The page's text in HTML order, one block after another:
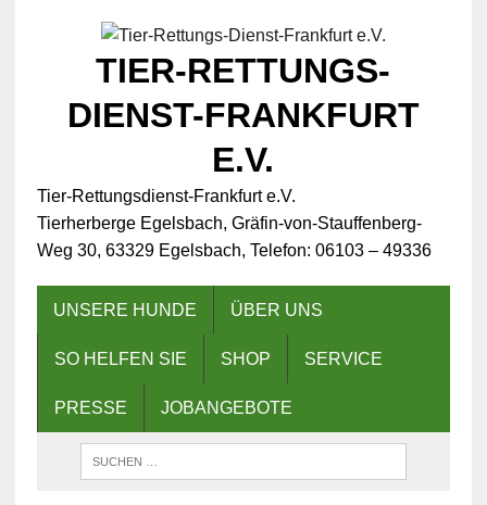
TIER-RETTUNGS-
DIENST-FRANKFURT
E.V.
Tier-Rettungsdienst-Frankfurt e.V.
Tierherberge Egelsbach, Gräfin-von-Stauffenberg-
Weg 30, 63329 Egelsbach, Telefon: 06103 – 49336
UNSERE HUNDE ÜBER UNS
SO HELFEN SIE SHOP SERVICE
PRESSE JOBANGEBOTE